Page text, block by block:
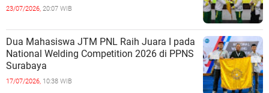
23/07/2026, 20:07 WIB
Dua Mahasiswa JTM PNL Raih Juara I pada
National Welding Competition 2026 di PPNS
Surabaya
17/07/2026, 10:38 WIB